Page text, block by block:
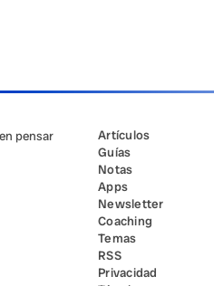
pensar
Artículos
Guías
Notas
Apps
Newsletter
Coaching
Temas
RSS
Privacidad